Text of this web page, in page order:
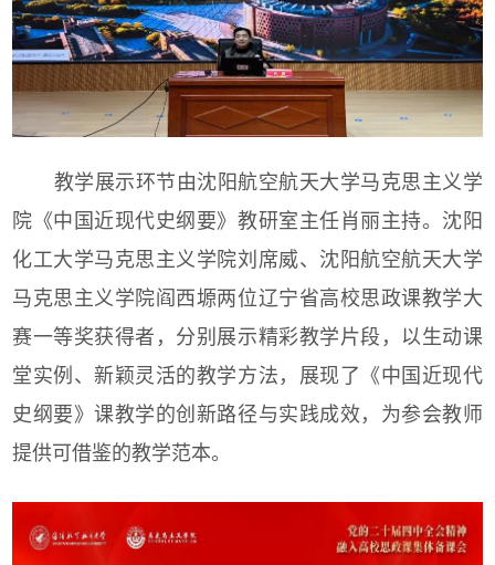
教学展示环节由沈阳航空航天大学马克思主义学
院《中国近现代史纲要》教研室主任肖丽主持。沈阳
化工大学马克思主义学院刘席威、沈阳航空航天大学
马克思主义学院阎西塬两位辽宁省高校思政课教学大
赛一等奖获得者，分别展示精彩教学片段，以生动课
堂实例、新颖灵活的教学方法，展现了《中国近现代
史纲要》课教学的创新路径与实践成效，为参会教师
提供可借鉴的教学范本。